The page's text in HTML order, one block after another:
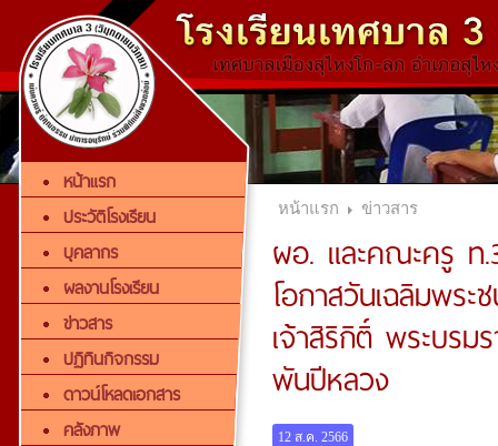
หน้าแรก ข่าวสาร
ผอ. และคณะครู ท
โอกาสวันเฉลิมพร
เจ้าสิริกิติ์ พระบรม
พันปีหลวง
12 ส.ค. 2566
หน้าแรก
ประวัติโรงเรียน
บุคลากร
ผลงานโรงเรียน
ข่าวสาร
ปฏิทินกิจกรรม
ดาวน์โหลดเอกสาร
คลังภาพ